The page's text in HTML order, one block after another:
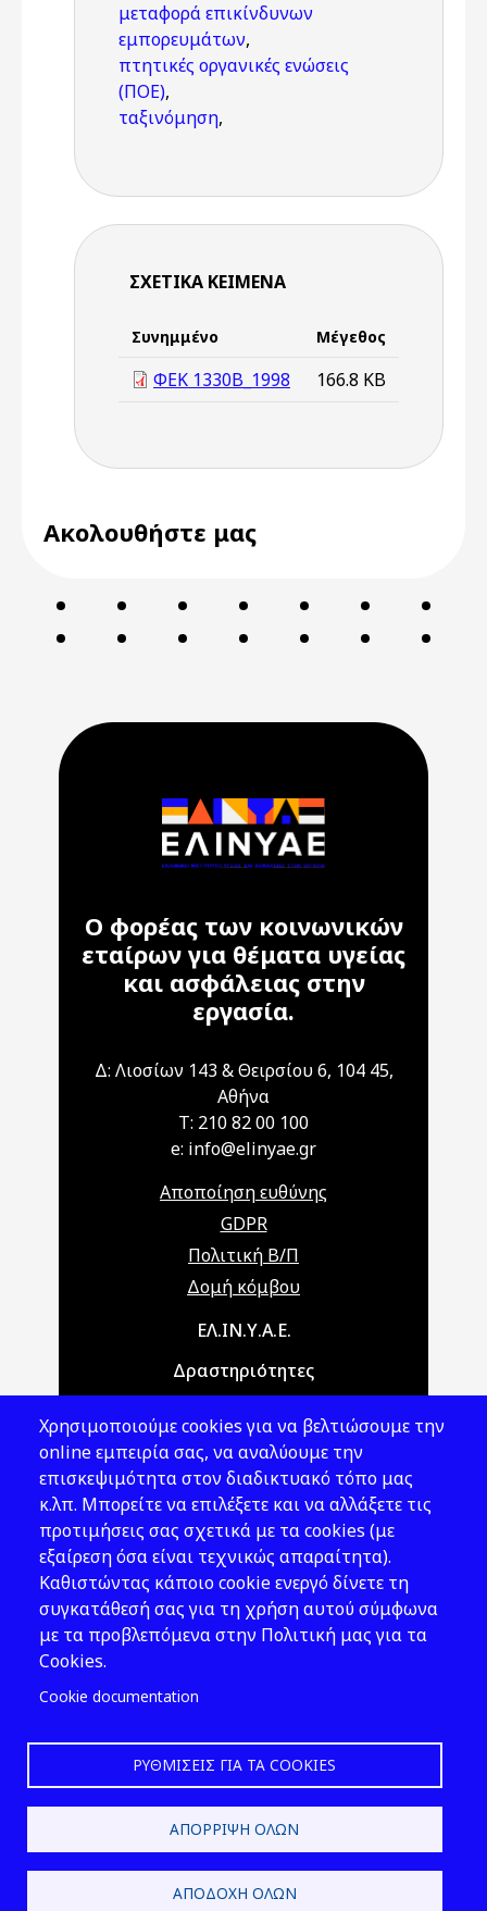
μεταφορά επικίνδυνων
εμπορευμάτων,
πτητικές οργανικές ενώσεις
(ΠΟΕ),
ταξινόμηση,
ΣΧΕΤΙΚΆ ΚΕΊΜΕΝΑ
Συνημμένο Μέγεθος
ΦΕΚ 1330B_1998 166.8 KB
Ακολουθήστε μας
Ο φορέας των κοινωνικών
εταίρων για θέματα υγείας
και ασφάλειας στην
εργασία.
Δ: Λιοσίων 143 & Θειρσίου 6, 104 45,
Αθήνα
T: 210 82 00 100
e: info@elinyae.gr
Αποποίηση ευθύνης
GDPR
Πολιτική Β/Π
Δομή κόμβου
Main navigationΕΛ.ΙΝ.Υ.Α.Ε.
Δραστηριότητες
Νομοθεσία
Εκδόσεις
Νέα - Εκδηλώσεις
Ακολουθήστε μας
Χρησιμοποιούμε cookies για να βελτιώσουμε την
online εμπειρία σας, να αναλύουμε την
επισκεψιμότητα στον διαδικτυακό τόπο μας
κ.λπ. Μπορείτε να επιλέξετε και να αλλάξετε τις
προτιμήσεις σας σχετικά με τα cookies (με
εξαίρεση όσα είναι τεχνικώς απαραίτητα).
Καθιστώντας κάποιο cookie ενεργό δίνετε τη
συγκατάθεσή σας για τη χρήση αυτού σύμφωνα
με τα προβλεπόμενα στην Πολιτική μας για τα
Cookies.
Cookie documentation
ΡΥΘΜΊΣΕΙΣ ΓΙΑ ΤΑ COOKIES
ΑΠΌΡΡΙΨΗ ΌΛΩΝ
ΑΠΟΔΟΧΉ ΌΛΩΝ
2026 © ΕΛ.ΙΝ.Υ.Α.Ε.
Design & Development by